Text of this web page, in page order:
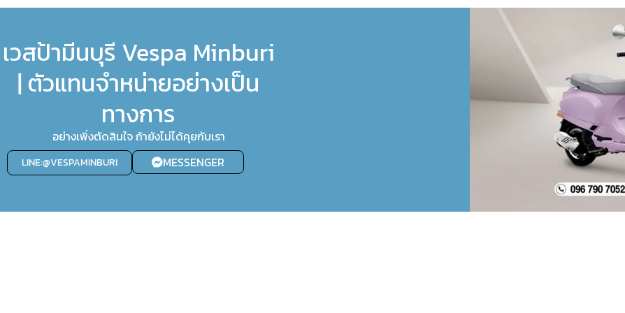
เวสป้ามีนบุรี Vespa Minburi
| ตัวแทนจำหน่ายอย่างเป็น
ทางการ
อย่างเพิ่งตัดสินใจ ถ้ายังไม่ได้คุยกับเรา
LINE:@VESPAMINBURI MESSENGER